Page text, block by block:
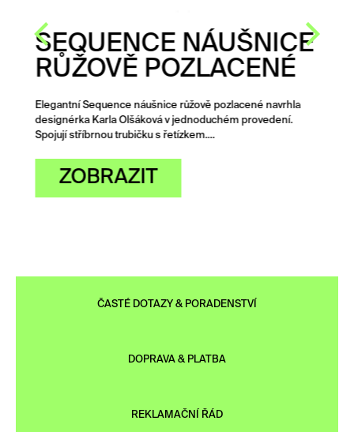
SEQUENCE NÁUŠNICE
RŮŽOVĚ POZLACENÉ
Elegantní Sequence náušnice růžově pozlacené navrhla
designérka Karla Olšáková v jednoduchém provedení.
Spojují stříbrnou trubičku s řetízkem.…
ZOBRAZIT
ČASTÉ DOTAZY & PORADENSTVÍ
DOPRAVA & PLATBA
REKLAMAČNÍ ŘÁD